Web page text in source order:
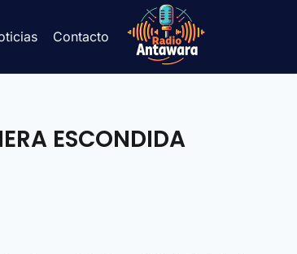
Contacto
ESCONDIDA